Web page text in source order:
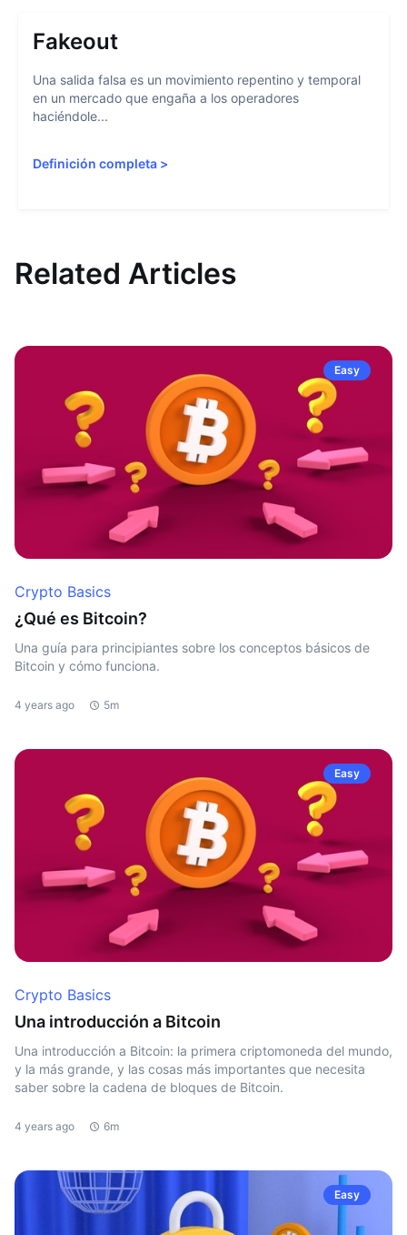
Fakeout
Una salida falsa es un movimiento repentino y temporal
en un mercado que engaña a los operadores
haciéndole...
Definición completa >
Related Articles
Easy
Crypto Basics
¿Qué es Bitcoin?
Una guía para principiantes sobre los conceptos básicos de
Bitcoin y cómo funciona.
4 years ago 5m
Easy
Crypto Basics
Una introducción a Bitcoin
Una introducción a Bitcoin: la primera criptomoneda del mundo,
y la más grande, y las cosas más importantes que necesita
saber sobre la cadena de bloques de Bitcoin.
4 years ago 6m
Easy